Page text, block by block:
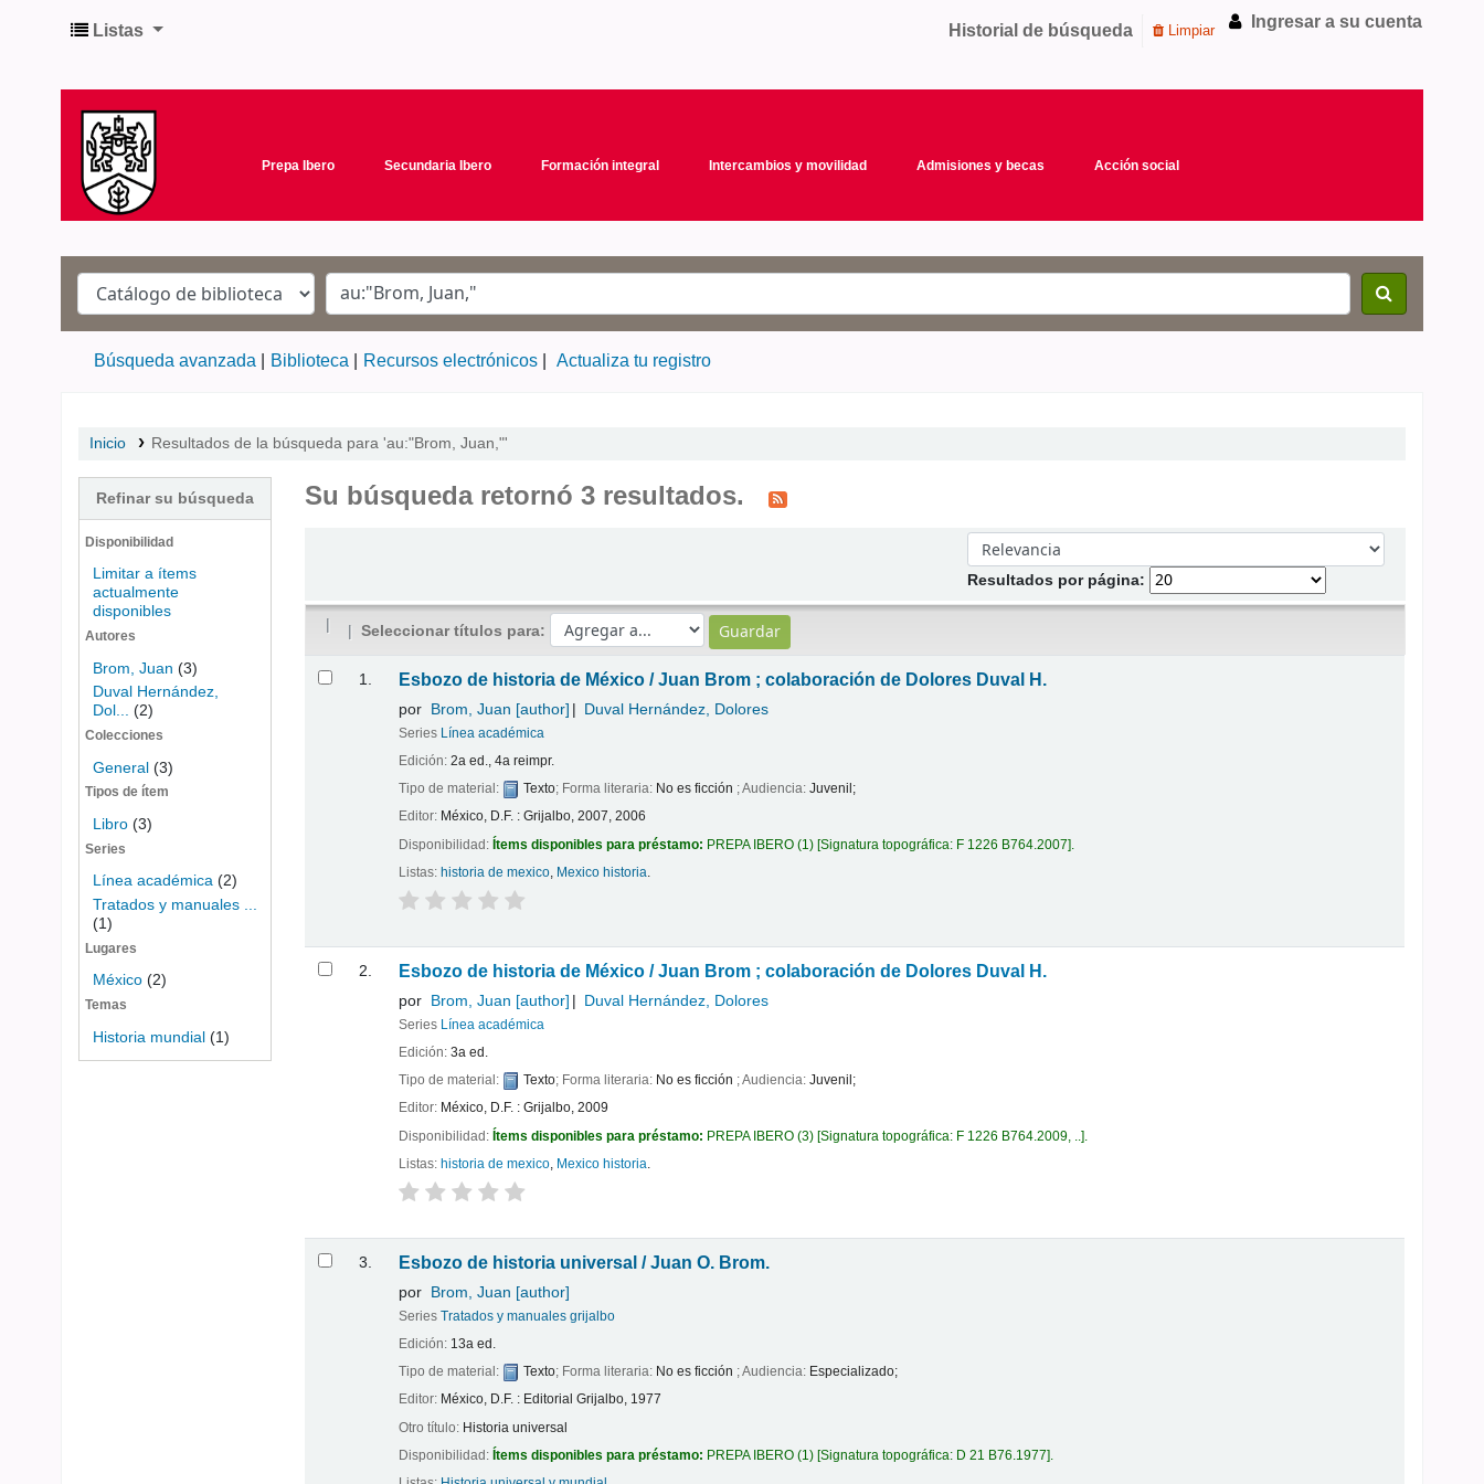
Listas Historial de búsqueda Limpiar Ingresar a su cuenta
Prepa Ibero Secundaria Ibero Formación integral Intercambios y movilidad Admisiones y becas Acción social
Búsqueda avanzada Biblioteca Recursos electrónicos Actualiza tu registro
Inicio Resultados de la búsqueda para 'au:"Brom, Juan,"'
Refinar su búsqueda
Disponibilidad
Limitar a ítems
actualmente
disponibles
Autores
Brom, Juan (3)
Duval Hernández,
Dol... (2)
Colecciones
General (3)
Tipos de ítem
Libro (3)
Series
Línea académica (2)
Tratados y manuales ...
(1)
Lugares
México (2)
Temas
Historia mundial (1)
Su búsqueda retornó 3 resultados.
Ordenar por:
Resultados por página:
Seleccionar títulos para:
Resultados
1. Esbozo de historia de México /Juan Brom ; colaboración de Dolores Duval H.
por Brom, Juan [author] Duval Hernández, Dolores
Series Línea académica
Edición:2a ed., 4a reimpr.
Tipo de material:
Texto; Forma literaria: No es ficción ; Audiencia:Juvenil;
Editor: México, D.F. : Grijalbo, 2007, 2006
Disponibilidad:Ítems disponibles para préstamo: PREPA IBERO (1) Signatura topográfica: F 1226 B764.2007
Listas: historia de mexico Mexico historia
2. Esbozo de historia de México /Juan Brom ; colaboración de Dolores Duval H.
por Brom, Juan [author] Duval Hernández, Dolores
Series Línea académica
Edición:3a ed.
Tipo de material:
Texto; Forma literaria: No es ficción ; Audiencia:Juvenil;
Editor: México, D.F. : Grijalbo, 2009
Disponibilidad:Ítems disponibles para préstamo: PREPA IBERO (3) Signatura topográfica: F 1226 B764.2009, ..
Listas: historia de mexico Mexico historia
3. Esbozo de historia universal /Juan O. Brom.
por Brom, Juan [author]
SeriesTratados y manuales grijalbo
Edición: 13a ed.
Tipo de material:
Texto; Forma literaria: No es ficción ; Audiencia: Especializado;
Editor: México, D.F. : Editorial Grijalbo, 1977
Otro título: Historia universal
Disponibilidad:Ítems disponibles para préstamo: PREPA IBERO (1) Signatura topográfica: D 21 B76.1977